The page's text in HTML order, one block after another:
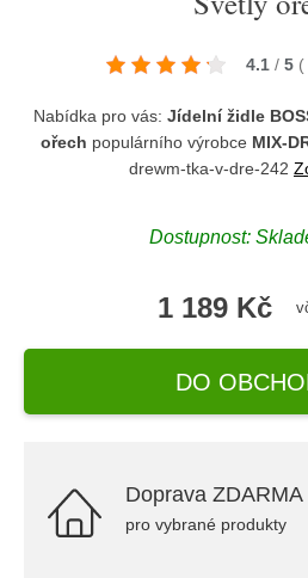
4.1 / 5 (
Nabídka pro vás: Jídelní židle
ořech populárního výrobce MIX-
drewm-tka-v-dre-242
Dostupnost:
1 189 Kč
DO
Doprava ZDARMA
pro vybrané produkty